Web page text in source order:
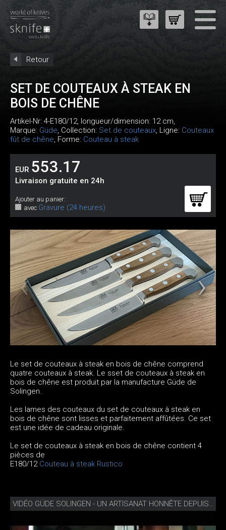
Retour
SET DE COUTEAUX À STEAK EN
BOIS DE CHÊNE
Artikel-Nr: 4-E180/12, longueur/dimension: 12 cm,
Marque: Güde, Collection: Set de couteaux, Ligne: Couteaux
fût de chêne, Forme: Couteau à steak
EUR 553.17
Livraison gratuite en 24h
Ajouter au panier:
avec Gravure (24 heures)
Le set de couteaux à steak en bois de chêne comprend
quatre couteaux à steak. Le sset de couteaux à steak en
bois de chêne est produit par la manufacture Güde de
Solingen.
Les lames des couteaux du set de couteaux à steak en
bois de chêne sont lisses et parfaitement affûtées. Ce set
est une idée de cadeau originale.
Le set de couteaux à steak en bois de chêne contient 4
pièces de
E180/12 Couteau à steak Rustico